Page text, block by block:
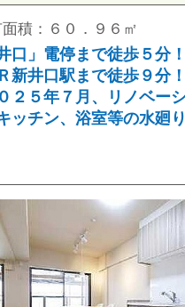
積：６０．９６㎡
口」電停まで徒歩５分！
新井口駅まで徒歩９分！
２５年７月、リノベーシ
ッチン、浴室等の水廻